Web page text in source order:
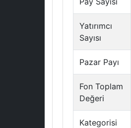
Yatırımcı
Sayısı
Pazar Payı
Fon Toplam
Değeri
Kategorisi